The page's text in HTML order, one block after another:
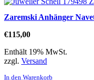
Zaremski Anhänger
€115,00
Enthält 19% MwSt.
zzgl. Versand
In den Warenkorb